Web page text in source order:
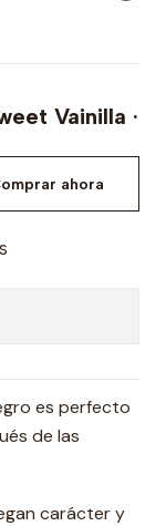
Vainilla ·
ahora
es perfecto
de las
carácter y